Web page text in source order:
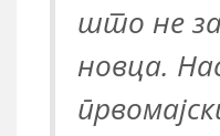
што не
новца.